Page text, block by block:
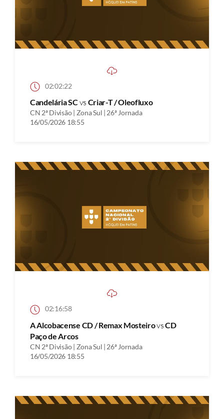
02:02:22
Candelária SCvs Criar-T / Oleofluxo
CN 2ª Divisão | Zona Sul | 26ª Jornada
16/05/2026 18:55
02:16:58
A Alcobacense CD / Remax MosteirovsCD
Paço de Arcos
CN 2ª Divisão | Zona Sul | 26ª Jornada
16/05/2026 18:55